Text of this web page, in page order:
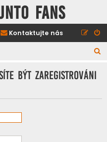
FANS
Kontaktujte nás
být zaregistrováni